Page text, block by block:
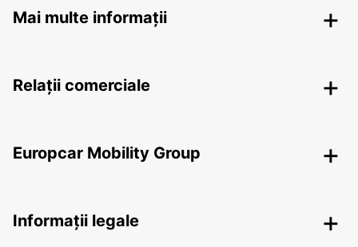
Mai multe informații
Relații comerciale
Europcar Mobility Group
Informații legale